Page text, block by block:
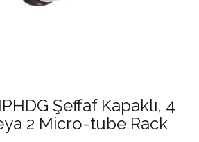
Şeffaf Kapaklı, 4
2 Micro-tube Rack